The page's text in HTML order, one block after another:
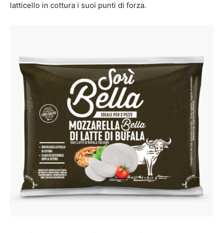
latticello in cottura i suoi punti di forza.